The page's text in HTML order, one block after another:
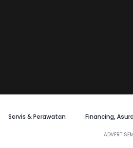
Servis & Perawatan Financing,